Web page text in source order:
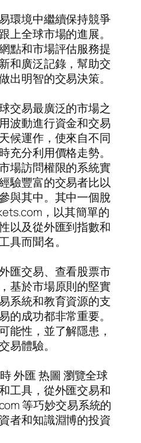
環境中繼續保持競爭
上全球市場的進展。
點和市場評估服務提
和廣泛記錄，幫助交
出明智的交易決策。
交易最廣泛的市場之
波動進行資金和交易
候運作，使來自不同
充分利用價格走勢。
場訪問權限的系統實
驗豐富的交易者比以
與其中。其中一個脫
，以其簡單的
以及從外匯到指數和
具而聞名。
匯交易、查看股票市
基於市場原則的堅實
系統和教育資源的支
的成功都非常重要。
能性，並了解隱患，
易體驗。
外匯 热圖 瀏覽全球
工具，從外匯交易和
等巧妙交易系統的
者和知識淵博的投資